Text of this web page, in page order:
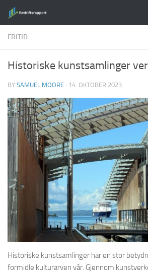
Skip to content
FRITID
Historiske kunstsamlinger
BY SAMUEL MOORE · 14. OKTOBER 2023
Historiske kunstsamlinger har en stor
formidle kulturarven vår. Gjennom